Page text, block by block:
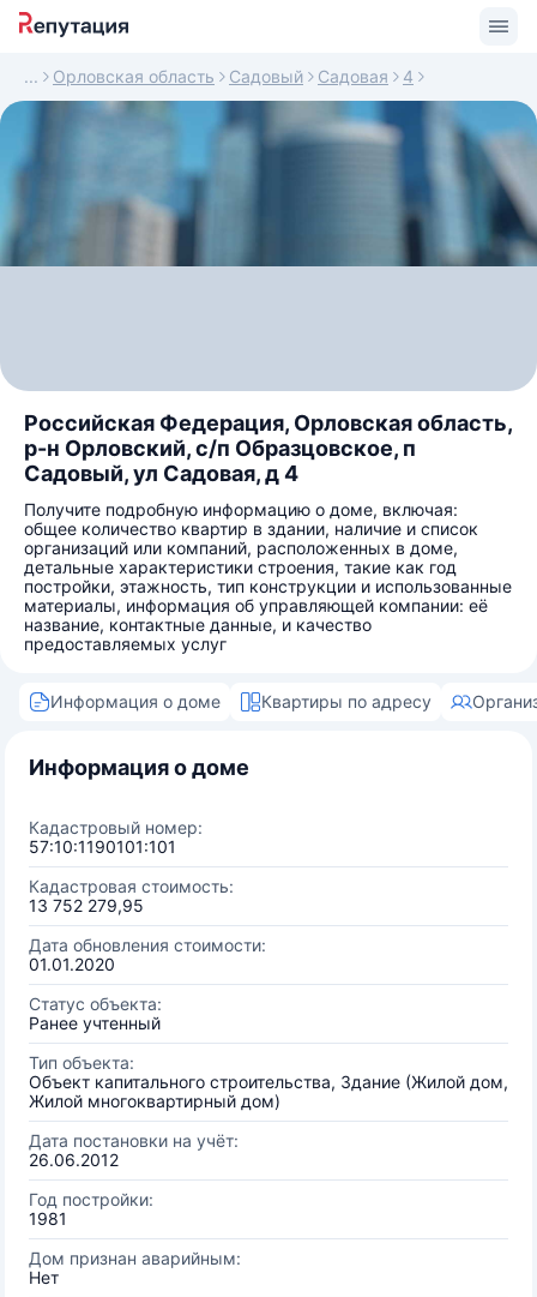
Орловская область Садовый Садовая 4
Российская Федерация, Орловская область,
р-н Орловский, с/п Образцовское, п
Садовый, ул Садовая, д 4
Получите подробную информацию о доме, включая:
общее количество квартир в здании, наличие и список
организаций или компаний, расположенных в доме,
детальные характеристики строения, такие как год
постройки, этажность, тип конструкции и использованные
материалы, информация об управляющей компании: её
название, контактные данные, и качество
предоставляемых услуг
Информация о доме Квартиры по адресу
Информация о доме
Кадастровый номер:
57:10:1190101:101
Кадастровая стоимость:
13 752 279,95
Дата обновления стоимости:
01.01.2020
Статус объекта:
Ранее учтенный
Тип объекта:
Объект капитального строительства, Здание (Жилой дом,
Жилой многоквартирный дом)
Дата постановки на учёт:
26.06.2012
Год постройки:
1981
Дом признан аварийным:
Нет